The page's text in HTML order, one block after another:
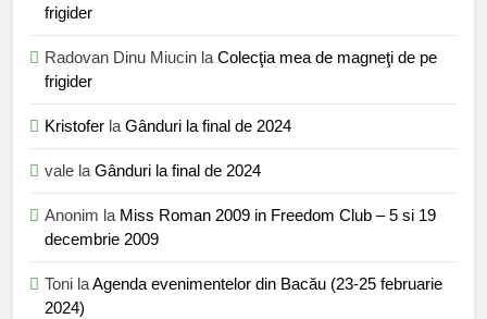
frigider
Radovan Dinu Miucin la Colecţia mea de magneţi de pe
frigider
Kristofer la Gânduri la final de 2024
vale la Gânduri la final de 2024
Anonim la Miss Roman 2009 in Freedom Club – 5 si 19
decembrie 2009
Toni laAgenda evenimentelor din Bacău (23-25 februarie
2024)